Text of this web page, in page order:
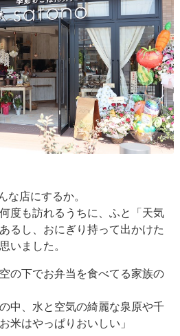
な店にするか。
度も訪れるうちに、ふと「天気
るし、おにぎり持って出かけた
いました。
の下でお弁当を食べてる家族の
中、水と空気の綺麗な泉原や千
米はやっぱりおいしい」